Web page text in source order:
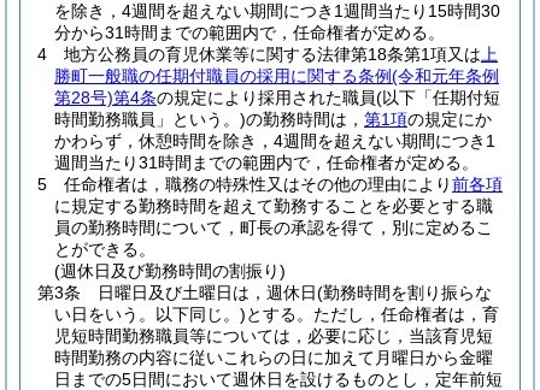
を除き，4週間を超えない期間につき1週間当たり15時間30
分から31時間までの範囲内で，任命権者が定める。
4
地方公務員の育児休業等に関する法律第18条第1項又は 上
勝町一般職の任期付職員の採用に関する条例(令和元年条例
第28号)第4条の規定により採用された職員(以下「任期付短
時間勤務職員」という。)の勤務時間は， 第1項の規定にか
かわらず，休憩時間を除き，4週間を超えない期間につき1
週間当たり31時間までの範囲内で，任命権者が定める。
5
任命権者は，職務の特殊性又はその他の理由により前各項
に規定する勤務時間を超えて勤務することを必要とする職
員の勤務時間について，町長の承認を得て，別に定めるこ
とができる。
(週休日及び勤務時間の割振り)
第3条
日曜日及び土曜日は，週休日(勤務時間を割り振らな
い日をいう。以下同じ。)とする。 ただし，任命権者は，育
児短時間勤務職員等については，必要に応じ，当該育児短
時間勤務の内容に従いこれらの日に加えて月曜日から金曜
日までの5日間において週休日を設けるものとし，定年前短